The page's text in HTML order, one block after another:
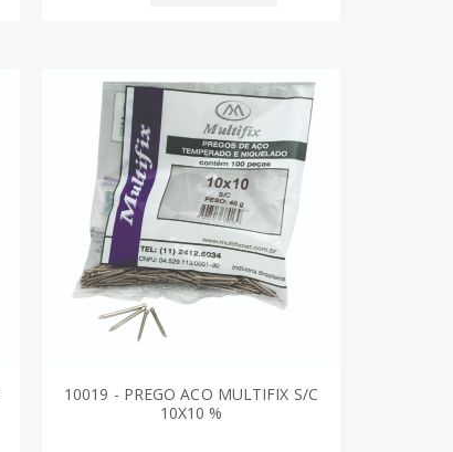
10019 - PREGO ACO MULTIFIX S/C
10X10 %